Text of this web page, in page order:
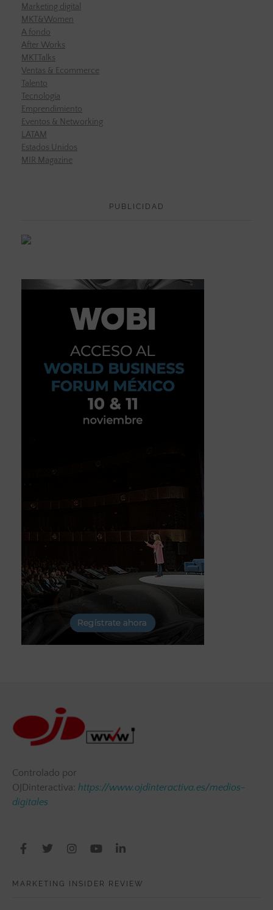
Marketing digital
MKT&Women
A fondo
After Works
MKTTalks
Ventas & Ecommerce
Talento
Tecnología
Emprendimiento
Eventos & Networking
LATAM
Estados Unidos
MIR Magazine
PUBLICIDAD
Controlado por
OJDinteractiva: https://www.ojdinteractiva.es/medios-
digitales
MARKETING INSIDER REVIEW